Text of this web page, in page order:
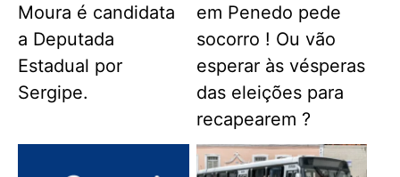
Moura é candidata
a Deputada
Estadual por
Sergipe.
em Penedo pede
socorro ! Ou vão
esperar às vésperas
das eleições para
recapearem ?